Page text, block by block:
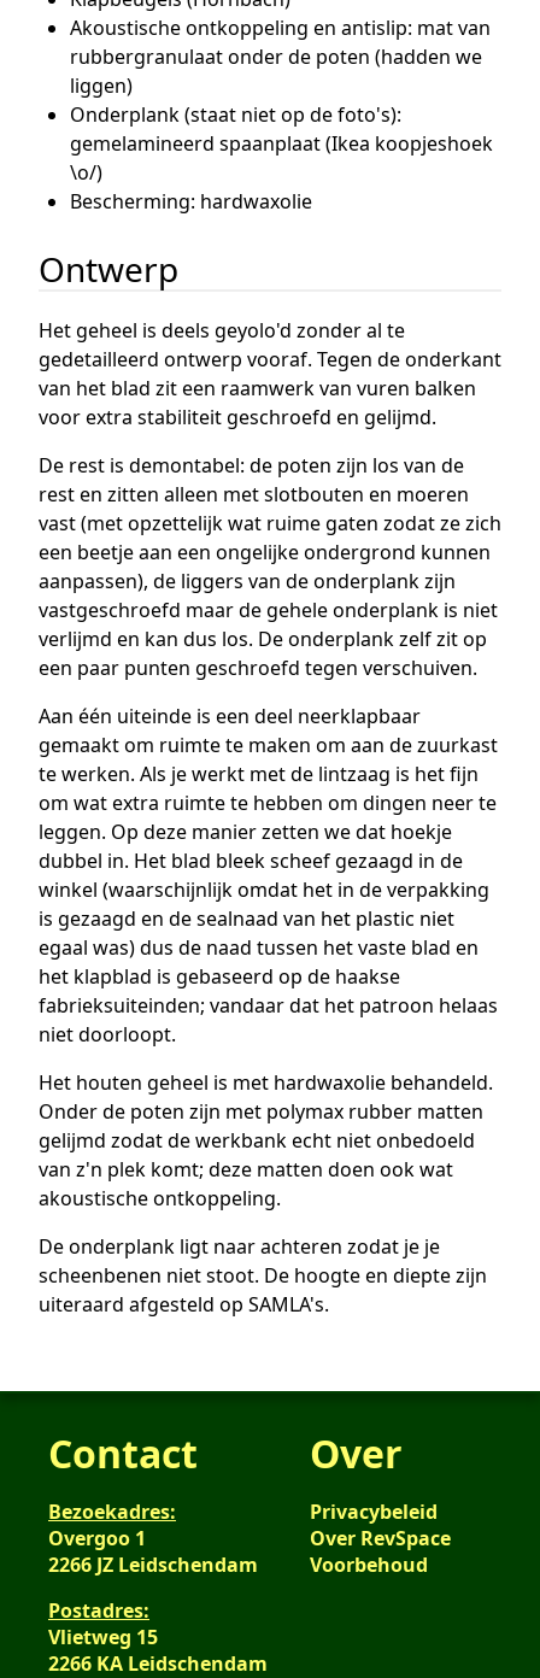
Akoustische ontkoppeling en antislip: mat van
rubbergranulaat onder de poten (hadden we
liggen)
Onderplank (staat niet op de foto's):
gemelamineerd spaanplaat (Ikea koopjeshoek
\o/)
Bescherming: hardwaxolie
Ontwerp
Het geheel is deels geyolo'd zonder al te
gedetailleerd ontwerp vooraf. Tegen de onderkant
van het blad zit een raamwerk van vuren balken
voor extra stabiliteit geschroefd en gelijmd.
De rest is demontabel: de poten zijn los van de
rest en zitten alleen met slotbouten en moeren
vast (met opzettelijk wat ruime gaten zodat ze zich
een beetje aan een ongelijke ondergrond kunnen
aanpassen), de liggers van de onderplank zijn
vastgeschroefd maar de gehele onderplank is niet
verlijmd en kan dus los. De onderplank zelf zit op
een paar punten geschroefd tegen verschuiven.
Aan één uiteinde is een deel neerklapbaar
gemaakt om ruimte te maken om aan de zuurkast
te werken. Als je werkt met de lintzaag is het fijn
om wat extra ruimte te hebben om dingen neer te
leggen. Op deze manier zetten we dat hoekje
dubbel in. Het blad bleek scheef gezaagd in de
winkel (waarschijnlijk omdat het in de verpakking
is gezaagd en de sealnaad van het plastic niet
egaal was) dus de naad tussen het vaste blad en
het klapblad is gebaseerd op de haakse
fabrieksuiteinden; vandaar dat het patroon helaas
niet doorloopt.
Het houten geheel is met hardwaxolie behandeld.
Onder de poten zijn met polymax rubber matten
gelijmd zodat de werkbank echt niet onbedoeld
van z'n plek komt; deze matten doen ook wat
akoustische ontkoppeling.
De onderplank ligt naar achteren zodat je je
scheenbenen niet stoot. De hoogte en diepte zijn
uiteraard afgesteld op SAMLA's.
Contact
Bezoekadres:
Overgoo 1
2266 JZ Leidschendam
Postadres:
Vlietweg 15
2266 KA Leidschendam
Over
Privacybeleid
Over RevSpace
Voorbehoud